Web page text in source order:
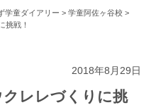
学童ダイアリー > 学童阿佐ヶ谷校>
挑戦！
2018年8月29日
クレレづくりに挑